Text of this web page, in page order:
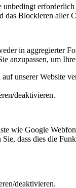
das Blockieren aller
in aggregierter
anzupassen, um
unserer Website
deaktivieren.
wie Google
dass dies die
deaktivieren.